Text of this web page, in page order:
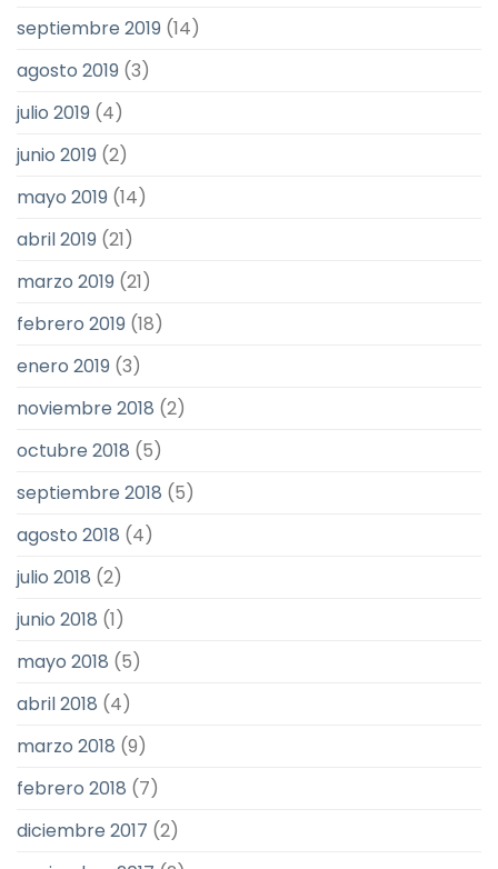
septiembre 2019 (14)
agosto 2019 (3)
julio 2019 (4)
junio 2019 (2)
mayo 2019 (14)
abril 2019 (21)
marzo 2019 (21)
febrero 2019 (18)
enero 2019 (3)
noviembre 2018 (2)
octubre 2018 (5)
septiembre 2018 (5)
agosto 2018 (4)
julio 2018 (2)
junio 2018 (1)
mayo 2018 (5)
abril 2018 (4)
marzo 2018 (9)
febrero 2018 (7)
diciembre 2017 (2)